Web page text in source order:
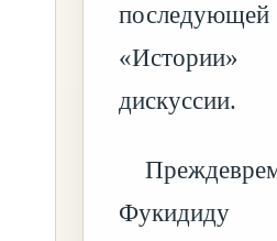
«Истории»
дискуссии.
Фукидиду